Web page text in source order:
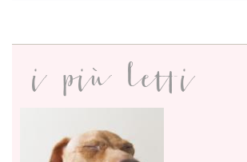
i più letti